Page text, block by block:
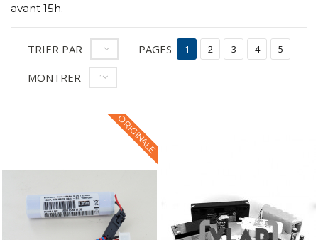
avant 15h.
TRIER PAR --
MONTRER 12
PAGES 1 2 3 4 5
ORIGINALE